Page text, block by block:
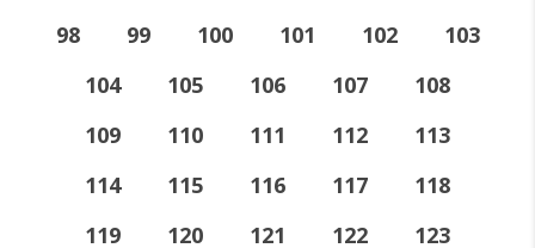
98
99 100 101 102
103
104
105 106 107
108
109
110 111 112
113
114
115 116 117
118
119
120 121 122
123